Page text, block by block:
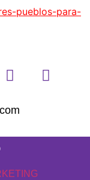
pueblos-para-